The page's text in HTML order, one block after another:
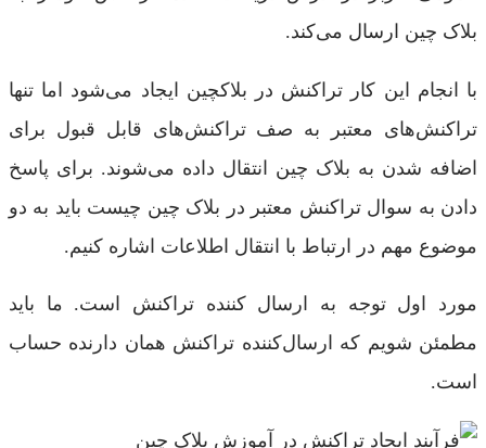
بلاک چین ارسال می‌کند.
با انجام این کار تراکنش در بلاکچین ایجاد می‌شود اما تنها
تراکنش‌های معتبر به صف تراکنش‌های قابل قبول برای
اضافه شدن به بلاک چین انتقال داده می‌شوند. برای پاسخ
دادن به سوال تراکنش معتبر در بلاک چین چیست باید به دو
موضوع مهم در ارتباط با انتقال اطلاعات اشاره کنیم.
مورد اول توجه به ارسال کننده تراکنش است. ما باید
مطمئن شویم که ارسال‌کننده تراکنش همان دارنده حساب
است.